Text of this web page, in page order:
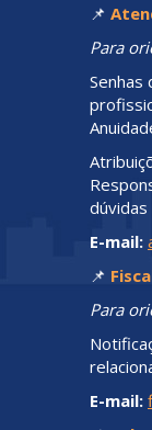
📌
Para
Senhas
dúvidas
E-mail:
📌
Para
E-mail: